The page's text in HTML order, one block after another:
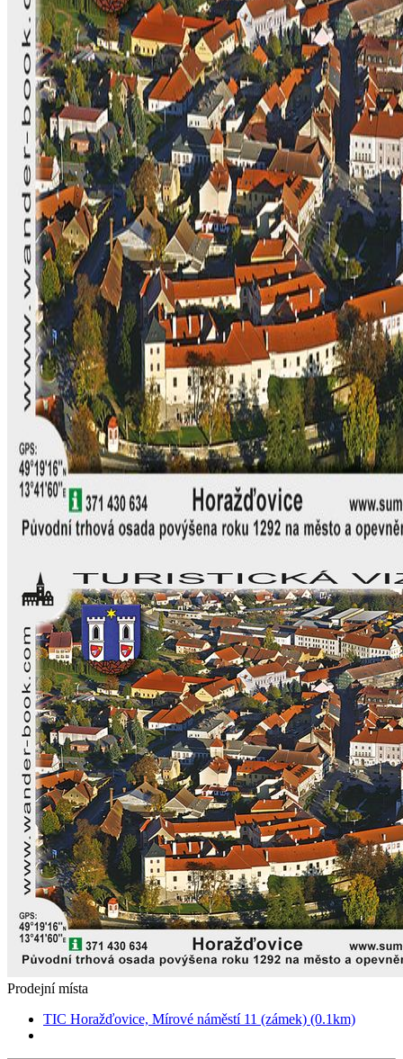
Prodejní místa
TIC Horažďovice, Mírové náměstí 11 (zámek) (0.1km)